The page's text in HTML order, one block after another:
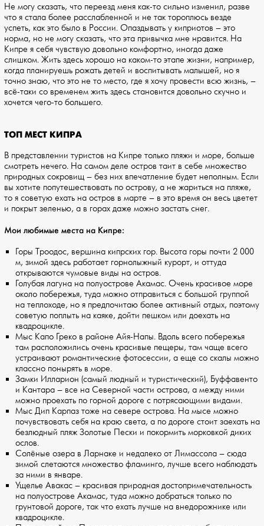
Не могу сказать, что переезд меня как-то сильно изменил, разве
что я стала более расслабленной и не так тороплюсь везде
успеть, как это было в России. Опаздывать у киприотов – это
норма, но не могу сказать, что эта привычка мне нравится. На
Кипре я себя чувствую довольно комфортно, иногда даже
слишком. Жить здесь хорошо на каком-то этапе жизни, например,
когда планируешь рожать детей и воспитывать малышей, но я
точно знаю, что это не то место, где я хочу провести всю жизнь, –
всё-таки со временем жить здесь становится довольно скучно и
хочется чего-то большего.
ТОП МЕСТ КИПРА
В представлении туристов на Кипре только пляжи и море, больше
смотреть нечего. На самом деле остров таит в себе множество
природных сокровищ – без них впечатление будет неполным. Если
вы хотите попутешествовать по острову, а не жариться на пляже,
то я советую ехать на остров в марте – в это время он весь цветет
и покрыт зеленью, а в горах даже можно застать снег.
Мои любимые места на Кипре:
Горы Троодос, вершина кипрских гор. Высота горы почти 2 000
м, зимой здесь работает горнолыжный курорт, и оттуда
открываются чумовые виды на остров.
Голубая лагуна на полуострове Акамас. Очень красивое море
около побережья, туда можно отправиться с большой группой
на теплоходе, но я предпочитаю более активный отдых, поэтому
советую поплыть на каяке, дойти пешком или доехать на
квадроцикле.
Мыс Капо Греко в районе Айя-Напы. Вдоль всего побережья
там расположились очень красивые пещеры, там чаще всего
устраивают романтические фотосессии, а еще со скалы можно
классно понырять в море.
Замки Илларион (самый людный и туристический), Буффавенто
и Кантара – все на Северной части острова, а между ними
можно проехать по горной дороге с потрясающими видами.
Мыс Дип Карпаз тоже на севере острова. На мысе можно
почувствовать себя на краю света, а по дороге стоит заехать на
безлюдный пляж Золотые Пески и покормить морковкой диких
ослов.
Солёные озера в Ларнаке и недалеко от Лимассола – сюда
зимой слетаются множество фламинго, лучше всего наблюдать
за ними в январе.
Ущелье Авакас – красивая природная достопримечательность
на полуострове Акамас, туда можно добраться только по
грунтовой дороге, так что ехать лучше на внедорожнике или
квадроцикле.